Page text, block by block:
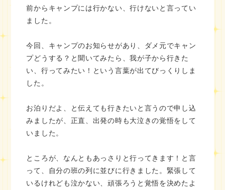
前からキャンプには行かない、行けないと言ってい
ました。
今回、キャンプのお知らせがあり、ダメ元でキャン
プどうする？と聞いてみたら、我が子から行きた
い、行ってみたい！という言葉が出てびっくりしま
した。
お泊りだよ、と伝えても行きたいと言うので申し込
みましたが、正直、出発の時も大泣きの覚悟をして
いました。
ところが、なんともあっさりと行ってきます！と言
って、自分の班の列に並びに行きました。緊張して
いるけれども泣かない、頑張ろうと覚悟を決めたよ